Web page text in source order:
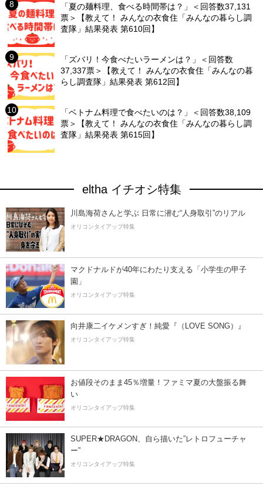
「夏の麺料理、食べる時間帯は？」＜回答数37,131
票＞【教えて！ みんなの衣食住「みんなの暮らし調
査隊」結果発表 第610回】
「ズバリ！今食べたいラーメンは？」＜回答数
37,337票＞【教えて！ みんなの衣食住「みんなの暮
らし調査隊」結果発表 第612回】
「ベトナム料理で食べたいのは？」＜回答数38,109
票＞【教えて！ みんなの衣食住「みんなの暮らし調
査隊」結果発表 第615回】
eltha イチオシ特集
川島海荷さんと学ぶ 日常に潜む“人身取引”のリアル
オリコンタイアップ特集
マクドナルドが40年にわたり支える「小学生の甲子
園」
オリコンタイアップ特集
向井康二イケメンすぎ！純愛『（LOVE SONG）』
オリコンタイアップ特集
お値段そのまま45％増量！ファミマ夏の大盤振る舞
い
オリコンタイアップ特集
SUPER★DRAGON、自ら描いた”レトロフューチャ
ー”
オリコンタイアップ特集